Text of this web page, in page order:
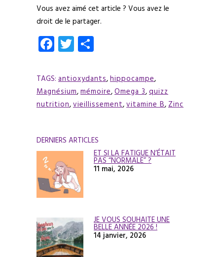
Vous avez aimé cet article ? Vous avez le
droit de le partager.
Facebook
Twitter
TAGS: antioxydants,hippocampe,
Magnésium,mémoire,Omega 3,quizz
nutrition,vieillissement,vitamine B, Zinc
DERNIERS ARTICLES
ET SI LA FATIGUE N’ÉTAIT
PAS “NORMALE” ?
11 mai, 2026
JE VOUS SOUHAITE UNE
BELLE ANNÉE 2026 !
14 janvier, 2026